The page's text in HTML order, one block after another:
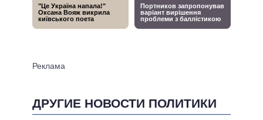
ДРУГИЕ НОВОСТИ ПОЛИТИКИ